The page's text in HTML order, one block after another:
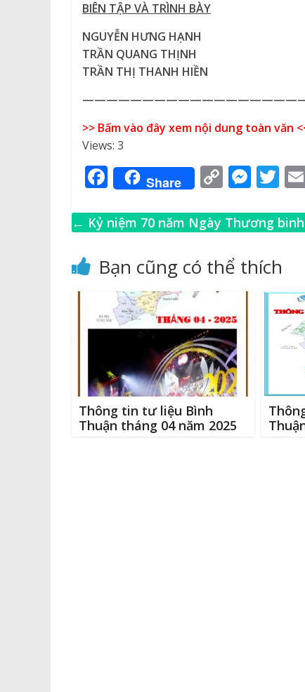
BIÊN TẬP VÀ TRÌNH BÀY
NGUYỄN HƯNG HẠNH
TRẦN QUANG THỊNH
TRẦN THỊ THANH HIỀN
>> Bấm vào đây xem nội dung toàn văn
Views: 3
F
a
c
b
o
o
k
Share C
p
Li
k
M
ss
n
g
T
it
r
← Kỷ niệm 70 năm Ngày Thương
Bạn cũng có thể thích
Thông tin tư liệu Bình
Thuận tháng 04 năm 2025